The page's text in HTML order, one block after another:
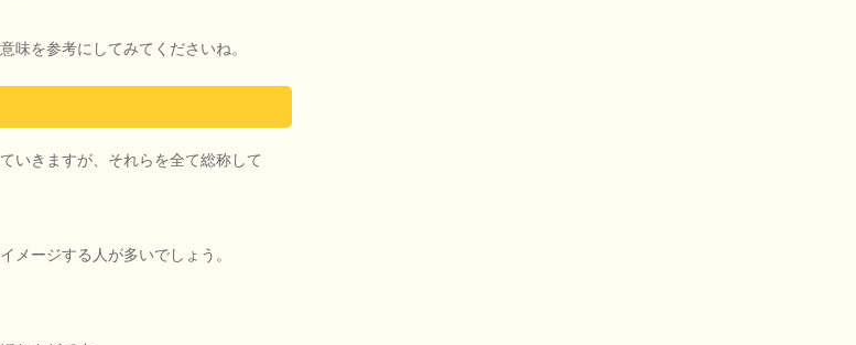
味を参考にしてみてくださいね。
いきますが、それらを全て総称して
メージする人が多いでしょう。